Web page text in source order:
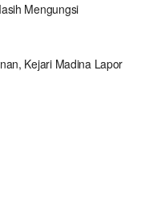
Mengungsi
Kejari Madina Lapor